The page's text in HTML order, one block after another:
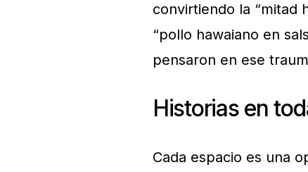
convirtiendo la “mitad
“pollo hawaiano en
pensaron en ese
Historias en
Cada espacio es una